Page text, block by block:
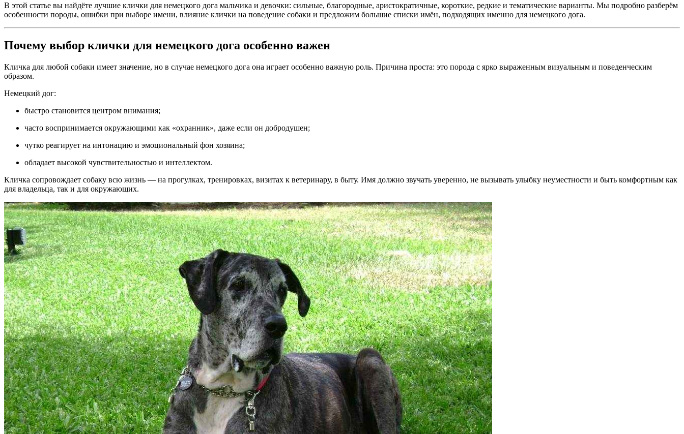
В этой статье вы найдёте лучшие клички для немецкого дога мальчика и девочки: сильные, благородные, аристократичные, короткие, редкие и тематические варианты. Мы подробно разберём
особенности породы, ошибки при выборе имени, влияние клички на поведение собаки и предложим большие списки имён, подходящих именно для немецкого дога.
Почему выбор клички для немецкого дога особенно важен
Кличка для любой собаки имеет значение, но в случае немецкого дога она играет особенно важную роль. Причина проста: это порода с ярко выраженным визуальным и поведенческим
образом.
Немецкий дог:
быстро становится центром внимания;
часто воспринимается окружающими как «охранник», даже если он добродушен;
чутко реагирует на интонацию и эмоциональный фон хозяина;
обладает высокой чувствительностью и интеллектом.
Кличка сопровождает собаку всю жизнь — на прогулках, тренировках, визитах к ветеринару, в быту. Имя должно звучать уверенно, не вызывать улыбку неуместности и быть комфортным как
для владельца, так и для окружающих.